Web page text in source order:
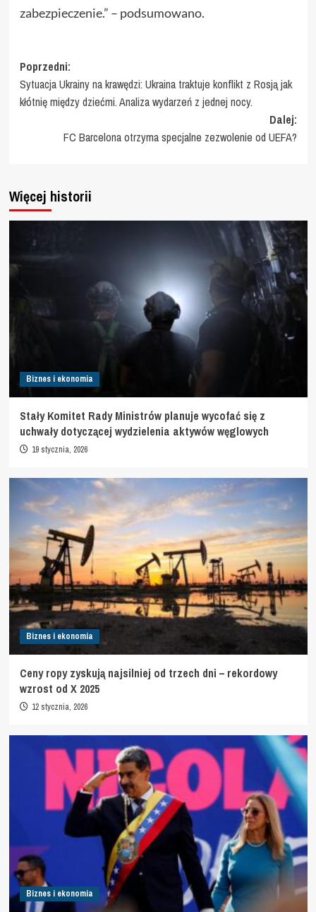
zabezpieczenie.” – podsumowano.
Zobacz
wpisy
Poprzedni:
Sytuacja Ukrainy na krawędzi: Ukraina traktuje konflikt z Rosją jak
kłótnię między dziećmi. Analiza wydarzeń z jednej nocy.
Dalej:
FC Barcelona otrzyma specjalne zezwolenie od UEFA?
Więcej historii
Biznes i ekonomia
Stały Komitet Rady Ministrów planuje wycofać się z
uchwały dotyczącej wydzielenia aktywów węglowych
19 stycznia, 2026
Biznes i ekonomia
Ceny ropy zyskują najsilniej od trzech dni – rekordowy
wzrost od X 2025
12 stycznia, 2026
Biznes i ekonomia